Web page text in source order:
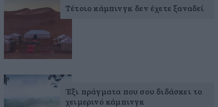
Τέτοιο κάμπινγκ δεν έχετε ξαναδεί
Έξι πράγματα που σου διδάσκει το
χειμερινό κάμπινγκ